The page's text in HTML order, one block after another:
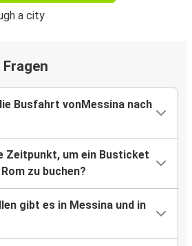
Busfahrt vonMessina nach
Zeitpunkt, um ein Busticket
zu buchen?
gibt es in Messina und in